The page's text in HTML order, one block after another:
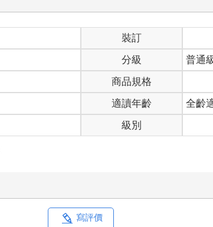
裝訂
分級
普通
商品規格
適讀年齡
全齡
級別
寫評價